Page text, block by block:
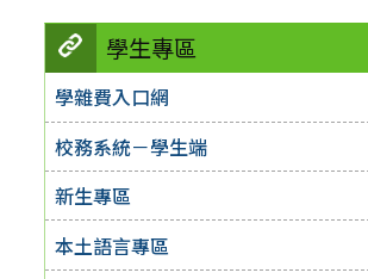
學生專區
學雜費入口網
校務系統－學生端
新生專區
本土語言專區